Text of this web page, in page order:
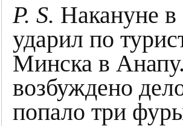
P. S. Накануне
ударил по
Минска в
возбуждено
попало три